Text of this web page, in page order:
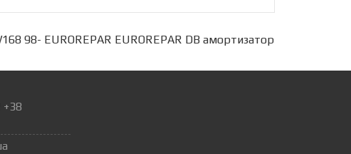
98- EUROREPAR EUROREPAR DB амортизатор